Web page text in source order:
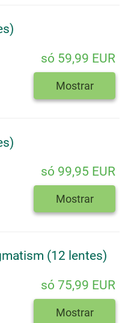
só 59,99 EUR
Mostrar
só 99,95 EUR
Mostrar
(12 lentes)
só 75,99 EUR
Mostrar